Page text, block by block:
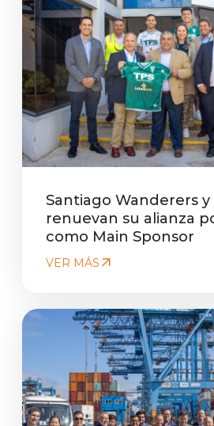
Santiago Wanderers y
renuevan su alianza
como Main Sponsor
VER MÁS